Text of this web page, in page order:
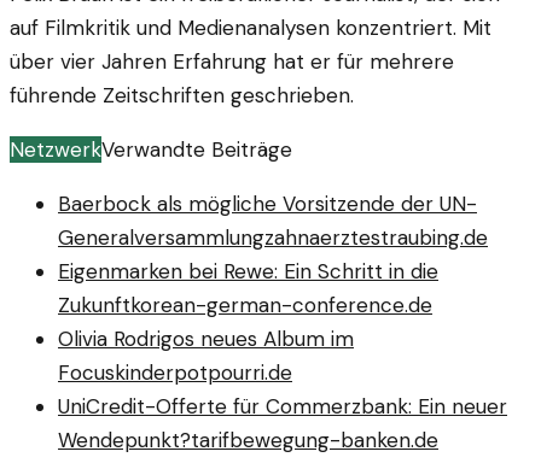
auf Filmkritik und Medienanalysen konzentriert. Mit
über vier Jahren Erfahrung hat er für mehrere
führende Zeitschriften geschrieben.
NetzwerkVerwandte Beiträge
Baerbock als mögliche Vorsitzende der UN-
Generalversammlungzahnaerztestraubing.de
Eigenmarken bei Rewe: Ein Schritt in die
Zukunftkorean-german-conference.de
Olivia Rodrigos neues Album im
Focuskinderpotpourri.de
UniCredit-Offerte für Commerzbank: Ein neuer
Wendepunkt?tarifbewegung-banken.de